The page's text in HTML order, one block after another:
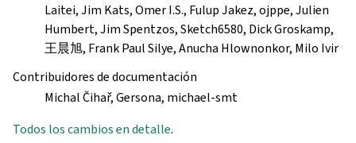
Laitei, Jim Kats, Omer I.S., Fulup Jakez, ojppe, Julien
Humbert, Jim Spentzos, Sketch6580, Dick Groskamp,
王晨旭, Frank Paul Silye, Anucha Hlownonkor, Milo Ivir
Contribuidores de documentación
Michal Čihař, Gersona, michael-smt
Todos los cambios en detalle.